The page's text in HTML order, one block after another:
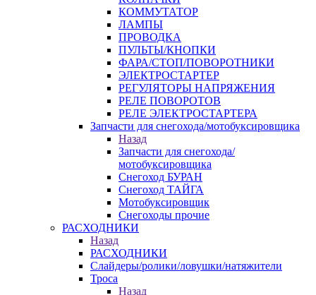
КОММУТАТОР
ЛАМПЫ
ПРОВОДКА
ПУЛЬТЫ/КНОПКИ
ФАРА/СТОП/ПОВОРОТНИКИ
ЭЛЕКТРОСТАРТЕР
РЕГУЛЯТОРЫ НАПРЯЖЕНИЯ
РЕЛЕ ПОВОРОТОВ
РЕЛЕ ЭЛЕКТРОСТАРТЕРА
Запчасти для снегохода/мотобуксировщика
Назад
Запчасти для снегохода/
мотобуксировщика
Снегоход БУРАН
Снегоход ТАЙГА
Мотобуксировщик
Снегоходы прочие
РАСХОДНИКИ
Назад
РАСХОДНИКИ
Слайдеры/ролики/ловушки/натяжители
Троса
Назад